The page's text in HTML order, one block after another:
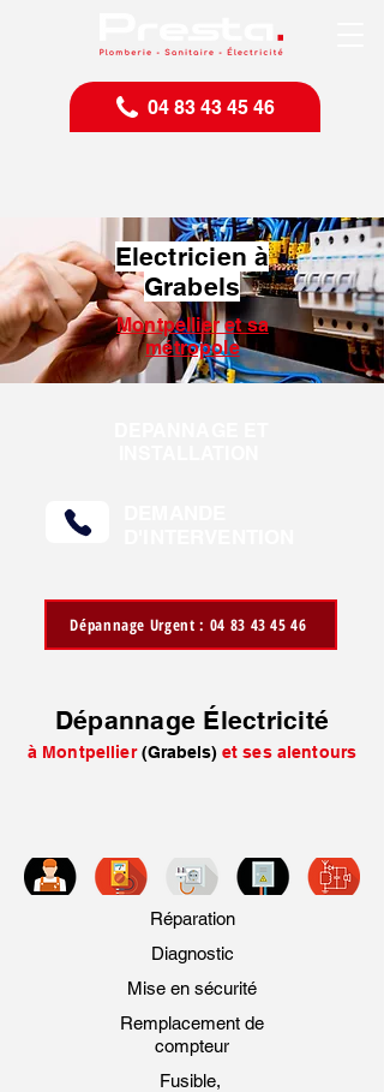
04 83 43 45 46
Electricien à
Grabels
Montpellier et sa
métropole
Dépannage Urgent : 04 83 43 45 46
Dépannage Électricité
à Montpellier(Grabels)et ses alentours
Réparation
Diagnostic
Mise en sécurité
Remplacement de
compteur
Fusible,